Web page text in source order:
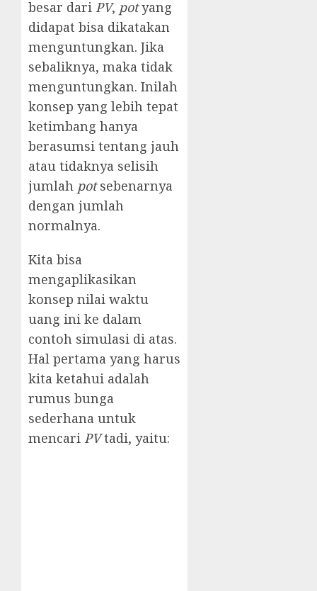
besar dari PV, potyang
didapat bisa dikatakan
menguntungkan. Jika
sebaliknya, maka tidak
menguntungkan. Inilah
konsep yang lebih tepat
ketimbang hanya
berasumsi tentang jauh
atau tidaknya selisih
jumlah potsebenarnya
dengan jumlah
normalnya.
Kita bisa
mengaplikasikan
konsep nilai waktu
uang ini ke dalam
contoh simulasi di atas.
Hal pertama yang harus
kita ketahui adalah
rumus bunga
sederhana untuk
mencari PVtadi, yaitu: